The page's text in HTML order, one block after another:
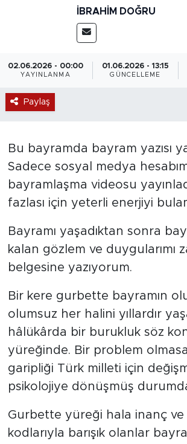
İBRAHIM DOĞRU
02.06.2026 - 00:00
YAYINLANMA
01.06.2026 - 13:15
GÜNCELLEME
Paylaş
Bu bayramda bayram yazısı
Sadece sosyal medya
bayramlaşma videosu
fazlası için yeterli enerjiyi
Bayramı yaşadıktan sonra
kalan gözlem ve duygularımı
belgesine yazıyorum.
Bir kere gurbette bayramın
olumsuz her halini yıllardır
hâlükârda bir burukluk söz
yüreğinde. Bir problem
garipliği Türk milleti için
psikolojiye dönüşmüş
Gurbette yüreği hala inanç
kodlarıyla barışık olanlar
Resmi İlanlar
Sağlık
Turizm